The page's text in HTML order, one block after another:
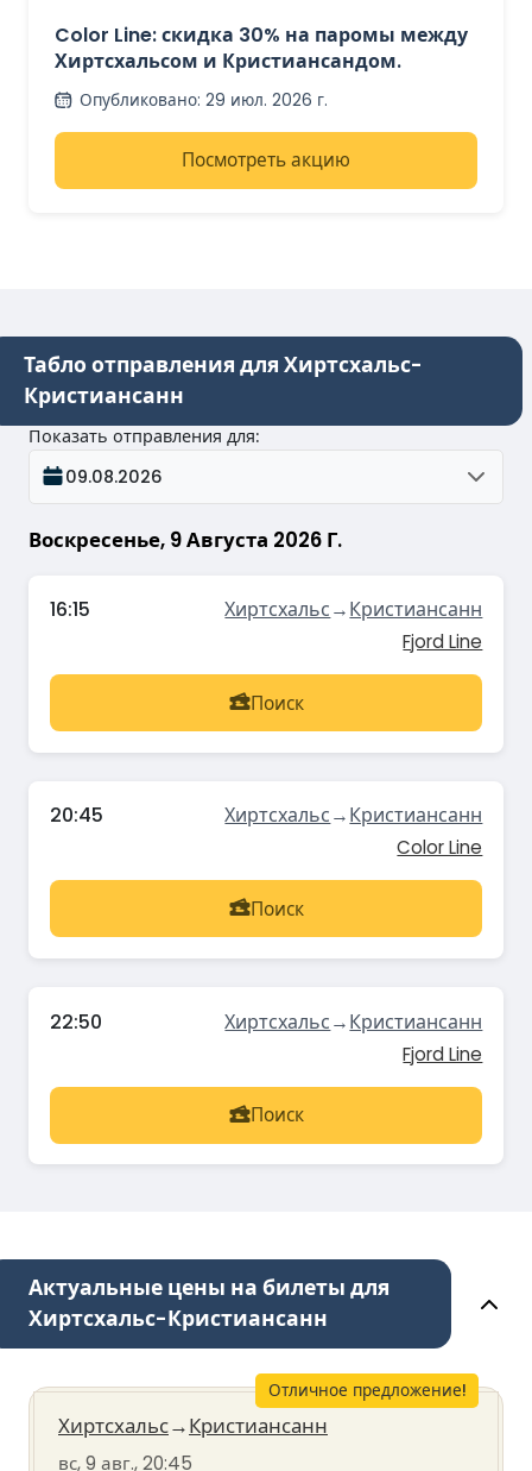
Color Line: скидка 30% на паромы между
Хиртсхальсом и Кристиансандом.
Опубликовано: 29 июл. 2026 г.
Посмотреть акцию
Табло отправления для Хиртсхальс-
Кристиансанн
Воскресенье, 9 Августа 2026 Г.
Показать отправления для:
09.08.2026
16:15 Хиртсхальс→Кристиансанн
Fjord Line
Поиск
20:45 Хиртсхальс→Кристиансанн
Color Line
Поиск
22:50 Хиртсхальс→Кристиансанн
Fjord Line
Поиск
Актуальные цены на билеты для
Хиртсхальс-Кристиансанн
Отличное предложение!
Хиртсхальс→Кристиансанн
вс, 9 авг., 20:45